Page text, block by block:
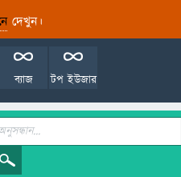
দেখুন।
টপ ইউজার
ব্যাজ